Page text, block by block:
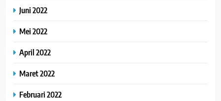
Juni 2022
Mei 2022
April 2022
Maret 2022
Februari 2022